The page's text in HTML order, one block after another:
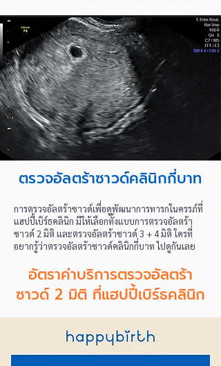
ตรวจอัลตร้าซาวด์คลินิกกี่บาท
การตรวจอัลตร้าซาวด์เพื่อดูพัฒนาการทารกในครรภ์ที่
แฮปปี้เบิร์ธคลินิก มีให้เลือกทั้งแบบการตรวจอัลตร้า
ซาวด์ 2 มิติ และตรวจอัลตร้าซาวด์ 3 + 4 มิติ ใครที่
อยากรู้ว่าตรวจอัลตร้าซาวด์คลินิกกี่บาท ไปดูกันเลย
อัตราค่าบริการตรวจอัลตร้า
ซาวด์ 2 มิติ ที่แฮปปี้เบิร์ธคลินิก